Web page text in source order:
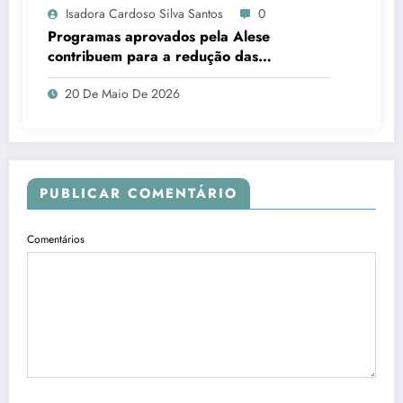
Isadora Cardoso Silva Santos 0
Programas aprovados pela Alese
contribuem para a redução das
desigualdades em Sergipe
20 De Maio De 2026
PUBLICAR COMENTÁRIO
Comentários